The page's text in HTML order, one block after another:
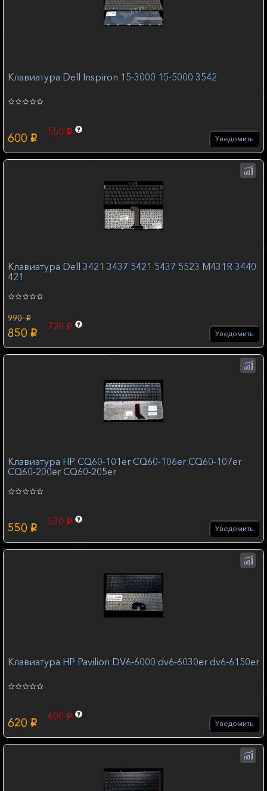
Клавиатура Dell Inspiron 15-3000 15-5000 3542
600 p
550 p
Уведомить
Клавиатура Dell 3421 3437 5421 5437 5523 M431R 3440
421
990 p
850 p
720 p
Уведомить
Клавиатура HP CQ60-101er CQ60-106er CQ60-107er
CQ60-200er CQ60-205er
550 p
530 p
Уведомить
Клавиатура HP Pavilion DV6-6000 dv6-6030er dv6-6150er
620 p
600 p
Уведомить